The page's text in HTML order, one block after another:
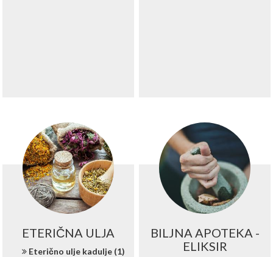
ETERIČNA ULJA
Eterično ulje kadulje (1)
BILJNA APOTEKA -
ELIKSIR